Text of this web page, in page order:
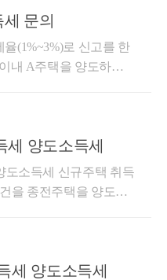
문의
(1%~3%)로 신고를 한
내 A주택을 양도하지
안에 양도해야 1주택
. 도움이 되셨
세 양도소득세
도소득세 신규주택 취득
을 종전주택을 양도한
적용되어 1%~3%의 취
세 규정으로는 1년이
세 양도소득세